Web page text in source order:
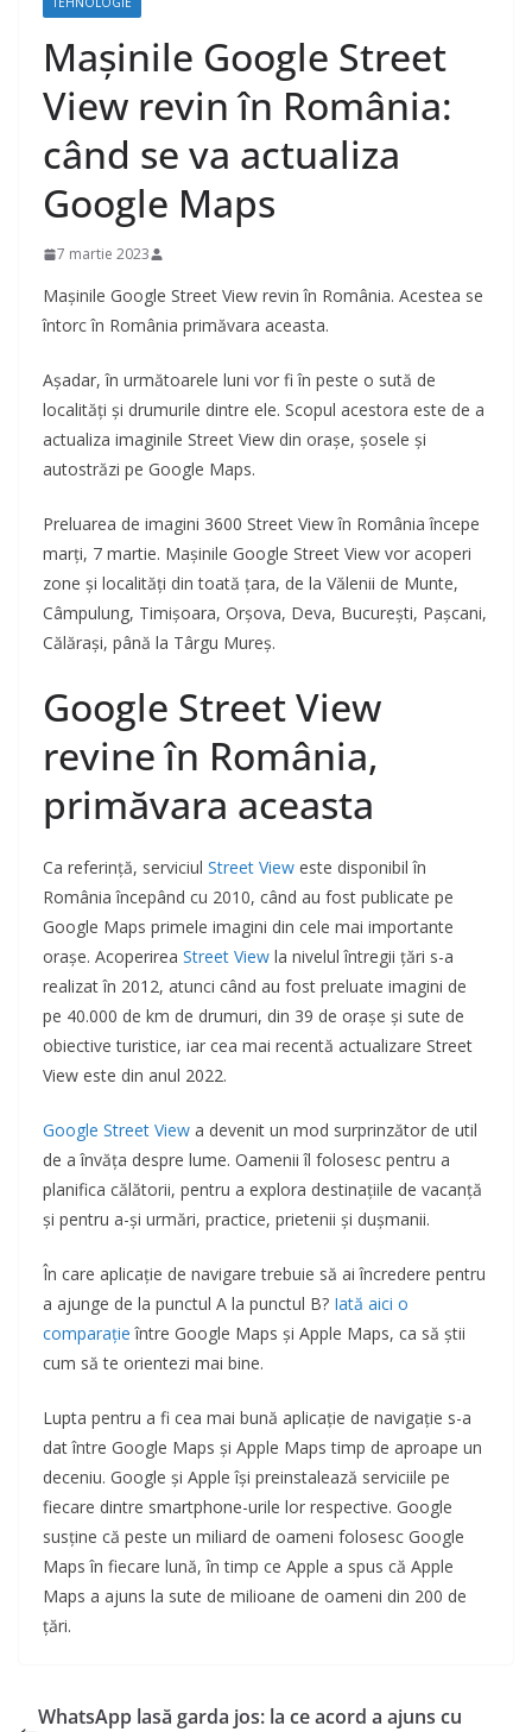
Mașinile Google Street
View revin în România:
când se va actualiza
Google Maps
7 martie 2023
Mașinile Google Street View revin în România. Acestea se
întorc în România primăvara aceasta.
Așadar, în următoarele luni vor fi în peste o sută de
localități și drumurile dintre ele. Scopul acestora este de a
actualiza imaginile Street View din orașe, șosele și
autostrăzi pe Google Maps.
Preluarea de imagini 3600 Street View în România începe
marți, 7 martie. Mașinile Google Street View vor acoperi
zone și localități din toată țara, de la Vălenii de Munte,
Câmpulung, Timișoara, Orșova, Deva, București, Pașcani,
Călărași, până la Târgu Mureș.
Google Street View
revine în România,
primăvara aceasta
Ca referință, serviciul Street View este disponibil în
România începând cu 2010, când au fost publicate pe
Google Maps primele imagini din cele mai importante
orașe. Acoperirea Street View la nivelul întregii țări s-a
realizat în 2012, atunci când au fost preluate imagini de
pe 40.000 de km de drumuri, din 39 de orașe și sute de
obiective turistice, iar cea mai recentă actualizare Street
View este din anul 2022.
Google Street View a devenit un mod surprinzător de util
de a învăța despre lume. Oamenii îl folosesc pentru a
planifica călătorii, pentru a explora destinațiile de vacanță
și pentru a-și urmări, practice, prietenii și dușmanii.
În care aplicație de navigare trebuie să ai încredere pentru
a ajunge de la punctul A la punctul B? Iată aici o
comparație între Google Maps și Apple Maps, ca să știi
cum să te orientezi mai bine.
Lupta pentru a fi cea mai bună aplicație de navigație s-a
dat între Google Maps și Apple Maps timp de aproape un
deceniu. Google și Apple își preinstalează serviciile pe
fiecare dintre smartphone-urile lor respective. Google
susține că peste un miliard de oameni folosesc Google
Maps în fiecare lună, în timp ce Apple a spus că Apple
Maps a ajuns la sute de milioane de oameni din 200 de
țări.
WhatsApp lasă garda jos: la ce acord a ajuns cu